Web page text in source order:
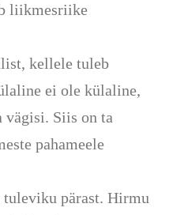
liikmesriike
kellele tuleb
ei ole külaline,
vägisi. Siis on ta
pahameele
tuleviku pärast. Hirmu